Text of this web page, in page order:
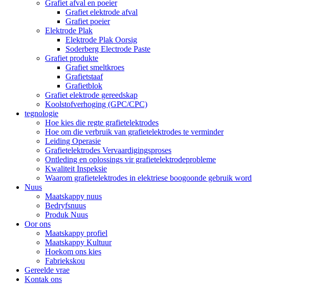
Grafiet afval en poeier
Grafiet elektrode afval
Grafiet poeier
Elektrode Plak
Elektrode Plak Oorsig
Soderberg Electrode Paste
Grafiet produkte
Grafiet smeltkroes
Grafietstaaf
Grafietblok
Grafiet elektrode gereedskap
Koolstofverhoging (GPC/CPC)
tegnologie
Hoe kies die regte grafietelektrodes
Hoe om die verbruik van grafietelektrodes te verminder
Leiding Operasie
Grafietelektrodes Vervaardigingsproses
Ontleding en oplossings vir grafietelektrodeprobleme
Kwaliteit Inspeksie
Waarom grafietelektrodes in elektriese boogoonde gebruik word
Nuus
Maatskappy nuus
Bedryfsnuus
Produk Nuus
Oor ons
Maatskappy profiel
Maatskappy Kultuur
Hoekom ons kies
Fabriekskou
Gereelde vrae
Kontak ons